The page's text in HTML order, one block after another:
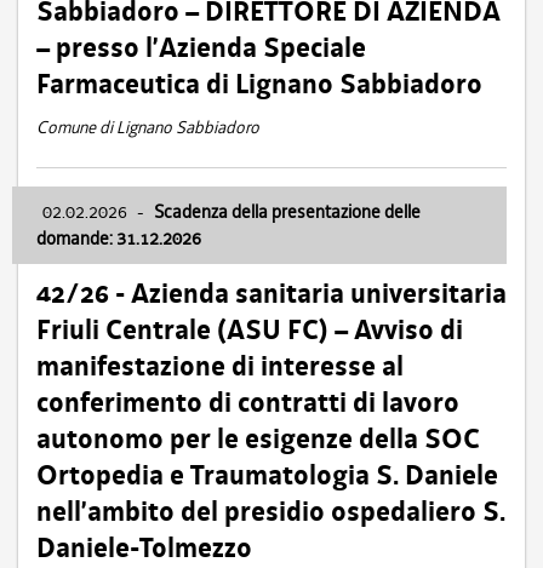
Sabbiadoro – DIRETTORE DI AZIENDA
– presso l’Azienda Speciale
Farmaceutica di Lignano Sabbiadoro
Comune di Lignano Sabbiadoro
02.02.2026 - Scadenza della presentazione delle
domande: 31.12.2026
42/26 - Azienda sanitaria universitaria
Friuli Centrale (ASU FC) – Avviso di
manifestazione di interesse al
conferimento di contratti di lavoro
autonomo per le esigenze della SOC
Ortopedia e Traumatologia S. Daniele
nell’ambito del presidio ospedaliero S.
Daniele-Tolmezzo